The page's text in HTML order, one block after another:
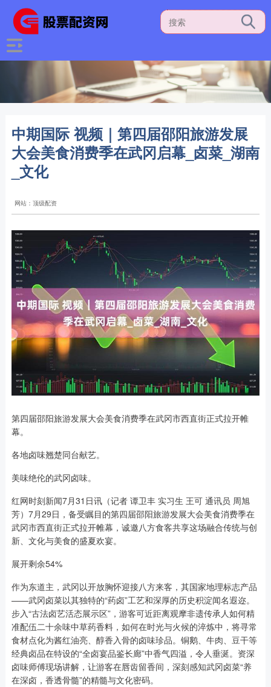
中期国际 视频｜第四届邵阳旅游发展
大会美食消费季在武冈启幕_卤菜_湖南
_文化
网站：顶级配资
第四届邵阳旅游发展大会美食消费季在武冈市西直街正式拉开帷
幕。
各地卤味翘楚同台献艺。
美味绝伦的武冈卤味。
红网时刻新闻7月31日讯（记者 谭卫丰 实习生 王可 通讯员 周旭
芳）7月29日，备受瞩目的第四届邵阳旅游发展大会美食消费季在
武冈市西直街正式拉开帷幕，诚邀八方食客共享这场融合传统与创
新、文化与美食的盛夏欢宴。
展开剩余54%
作为东道主，武冈以开放胸怀迎接八方来客，其国家地理标志产品
——武冈卤菜以其独特的“药卤”工艺和深厚的历史积淀闻名遐迩。
步入“古法卤艺活态展示区”，游客可近距离观摩非遗传承人如何精
准配伍二十余味中草药香料，如何在时光与火候的淬炼中，将寻常
食材点化为酱红油亮、醇香入骨的卤味珍品。铜鹅、牛肉、豆干等
经典卤品在特设的“全卤宴品鉴长廊”中香气四溢，令人垂涎。资深
卤味师傅现场讲解，让游客在唇齿留香间，深刻感知武冈卤菜“养
在深卤，香透骨髓”的精髓与文化密码。